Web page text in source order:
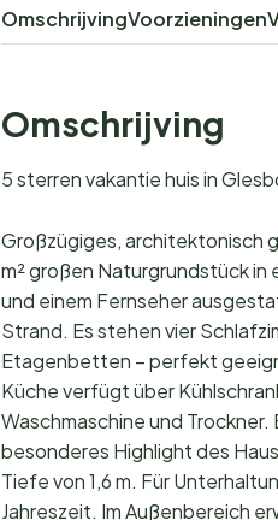
OmschrijvingVoorzieningen
Omschrijving
5 sterren vakantie huis in
Großzügiges, architektonisch
m² großen Naturgrundstück in
und einem Fernseher
Strand. Es stehen vier
Etagenbetten – perfekt
Küche verfügt über
Waschmaschine und
besonderes Highlight des
Tiefe von 1,6 m. Für
Jahreszeit. Im Außenbereich